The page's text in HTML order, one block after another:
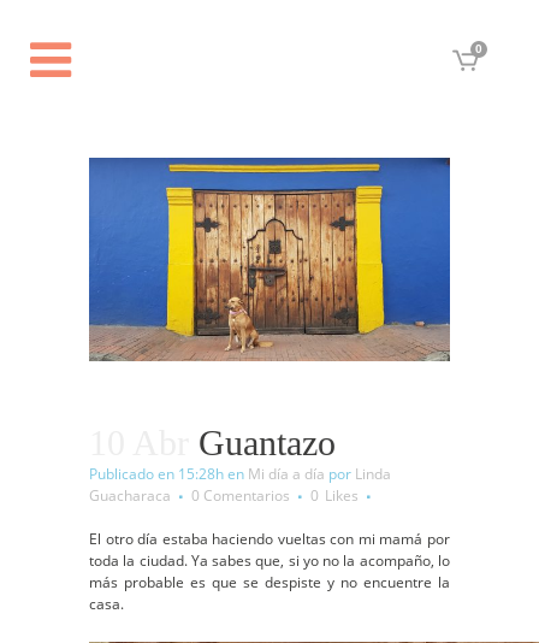
0
Guantazo
Publicado en 15:28hen Mi día a día por Linda
Guacharaca
0 Comentarios 0 Likes
El otro día estaba haciendo vueltas con mi mamá por
toda la ciudad. Ya sabes que, si yo no la acompaño, lo
más probable es que se despiste y no encuentre la
casa.